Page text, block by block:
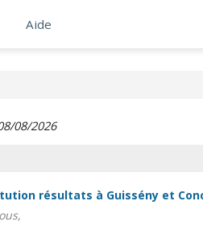
Aide
08/2026
résultats à Guissény et